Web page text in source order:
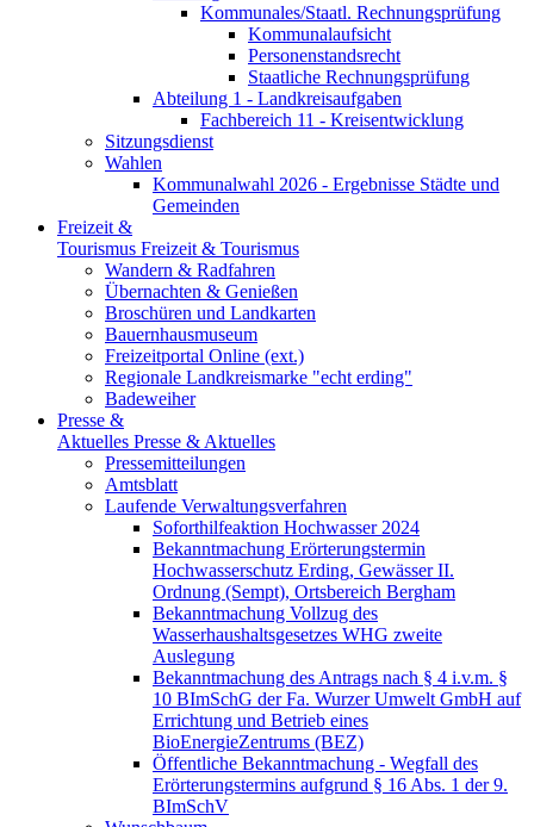
Kommunales/Staatl. Rechnungsprüfung
Kommunalaufsicht
Personenstandsrecht
Staatliche Rechnungsprüfung
Abteilung 1 - Landkreisaufgaben
Fachbereich 11 - Kreisentwicklung
Sitzungsdienst
Wahlen
Kommunalwahl 2026 - Ergebnisse Städte und
Gemeinden
Freizeit &
Tourismus Freizeit & Tourismus
Wandern & Radfahren
Übernachten & Genießen
Broschüren und Landkarten
Bauernhausmuseum
Freizeitportal Online (ext.)
Regionale Landkreismarke "echt erding"
Badeweiher
Presse &
Aktuelles Presse & Aktuelles
Pressemitteilungen
Amtsblatt
Laufende Verwaltungsverfahren
Soforthilfeaktion Hochwasser 2024
Bekanntmachung Erörterungstermin
Hochwasserschutz Erding, Gewässer II.
Ordnung (Sempt), Ortsbereich Bergham
Bekanntmachung Vollzug des
Wasserhaushaltsgesetzes WHG zweite
Auslegung
Bekanntmachung des Antrags nach § 4 i.v.m. §
10 BImSchG der Fa. Wurzer Umwelt GmbH auf
Errichtung und Betrieb eines
BioEnergieZentrums (BEZ)
Öffentliche Bekanntmachung - Wegfall des
Erörterungstermins aufgrund § 16 Abs. 1 der 9.
BImSchV